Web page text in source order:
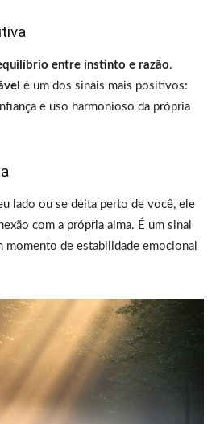
entre instinto e razão.
é um dos sinais mais positivos:
e uso harmonioso da própria
lado ou se deita perto de você, ele
com a própria alma. É um sinal
momento de estabilidade emocional